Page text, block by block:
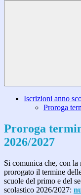
Iscrizioni anno
Proroga
Proroga
2026/2027
Si comunica che, con la
prorogato il termine
scuole del primo e del
scolastico 2026/2027: